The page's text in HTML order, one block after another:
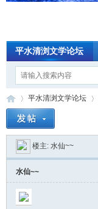
平水清浏文学论坛
»
平水清浏文学论坛
楼主: 水仙~~
水仙~~